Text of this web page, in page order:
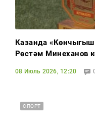
Казанда «Көнчыгыш
Рөстәм Миңнеханов
08 Июль 2026, 12:20
СПОРТ